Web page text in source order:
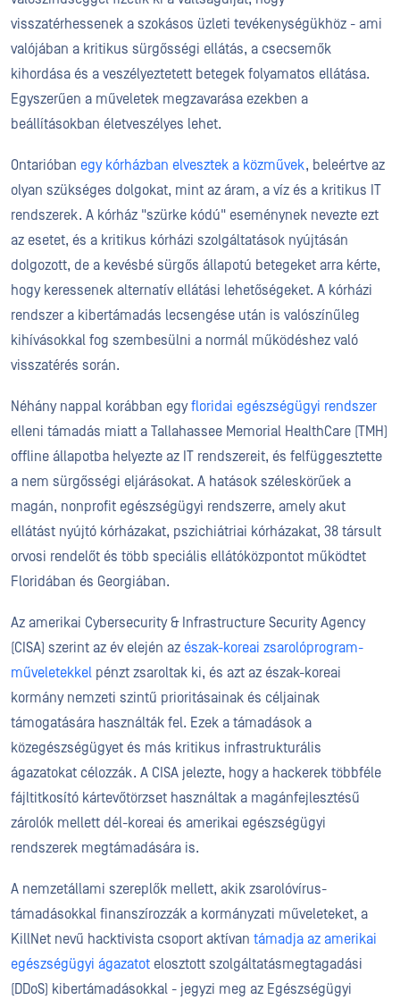
visszatérhessenek a szokásos üzleti tevékenységükhöz - ami
valójában a kritikus sürgősségi ellátás, a csecsemők
kihordása és a veszélyeztetett betegek folyamatos ellátása.
Egyszerűen a műveletek megzavarása ezekben a
beállításokban életveszélyes lehet.
Ontarióban egy kórházban elvesztek a közművek, beleértve az
olyan szükséges dolgokat, mint az áram, a víz és a kritikus IT
rendszerek. A kórház "szürke kódú" eseménynek nevezte ezt
az esetet, és a kritikus kórházi szolgáltatások nyújtásán
dolgozott, de a kevésbé sürgős állapotú betegeket arra kérte,
hogy keressenek alternatív ellátási lehetőségeket. A kórházi
rendszer a kibertámadás lecsengése után is valószínűleg
kihívásokkal fog szembesülni a normál működéshez való
visszatérés során.
Néhány nappal korábban egyfloridai egészségügyi rendszer
elleni támadás miatt a Tallahassee Memorial HealthCare (TMH)
offline állapotba helyezte az IT rendszereit, és felfüggesztette
a nem sürgősségi eljárásokat. A hatások széleskörűek a
magán, nonprofit egészségügyi rendszerre, amely akut
ellátást nyújtó kórházakat, pszichiátriai kórházakat, 38 társult
orvosi rendelőt és több speciális ellátóközpontot működtet
Floridában és Georgiában.
Az amerikai Cybersecurity & Infrastructure Security Agency
(CISA) szerint az év elején az észak-koreai zsarolóprogram-
műveletekkel pénzt zsaroltak ki, és azt az észak-koreai
kormány nemzeti szintű prioritásainak és céljainak
támogatására használták fel. Ezek a támadások a
közegészségügyet és más kritikus infrastrukturális
ágazatokat célozzák. A CISA jelezte, hogy a hackerek többféle
fájltitkosító kártevőtörzset használtak a magánfejlesztésű
zárolók mellett dél-koreai és amerikai egészségügyi
rendszerek megtámadására is.
A nemzetállami szereplők mellett, akik zsarolóvírus-
támadásokkal finanszírozzák a kormányzati műveleteket, a
KillNet nevű hacktivista csoport aktívan támadja az amerikai
egészségügyi ágazatot elosztott szolgáltatásmegtagadási
(DDoS) kibertámadásokkal - jegyzi meg az Egészségügyi